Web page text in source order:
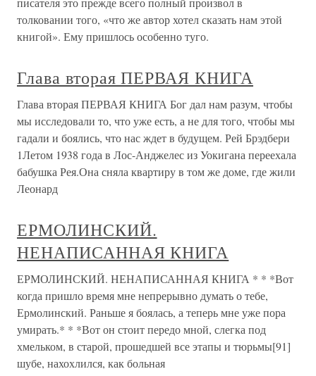
толковании того, «что же автор хотел сказать нам этой
книгой». Ему пришлось особенно туго.
Глава вторая ПЕРВАЯ КНИГА
Глава вторая ПЕРВАЯ КНИГА Бог дал нам разум, чтобы
мы исследовали то, что уже есть, а не для того, чтобы мы
гадали и боялись, что нас ждет в будущем. Рей Брэдбери
1Летом 1938 года в Лос-Анджелес из Уокигана переехала
бабушка Рея.Она сняла квартиру в том же доме, где жили
Леонард
ЕРМОЛИНСКИЙ.
НЕНАПИСАННАЯ КНИГА
ЕРМОЛИНСКИЙ. НЕНАПИСАННАЯ КНИГА * * *Вот
когда пришло время мне непрерывно думать о тебе,
Ермолинский. Раньше я боялась, а теперь мне уже пора
умирать.* * *Вот он стоит передо мной, слегка под
хмельком, в старой, прошедшей все этапы и тюрьмы[91]
шубе, нахохлился, как больная